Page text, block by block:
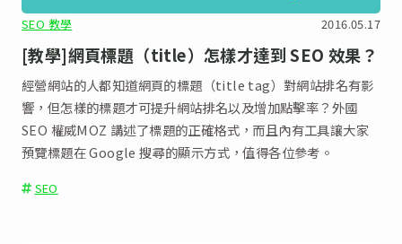
SEO 教學 2016.05.17
[教學]網頁標題（title）怎樣才達到 SEO 效果？
經營網站的人都知道網頁的標題（title tag）對網站排名有影
響，但怎樣的標題才可提升網站排名以及增加點擊率？外國
SEO 權威MOZ 講述了標題的正確格式，而且內有工具讓大家
預覽標題在 Google 搜尋的顯示方式，值得各位參考。
SEO